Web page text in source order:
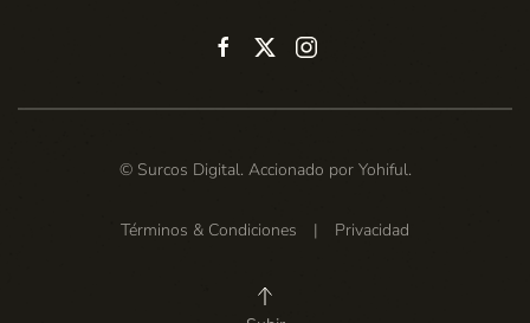
© Surcos Digital. Accionado por Yohiful.
Términos & Condiciones | Privacidad